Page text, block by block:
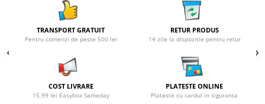
TRANSPORT GRATUIT
Pentru comenzi de peste 500 lei
RETUR PRODUS
14 zile la dispozitie pentru retur
COST LIVRARE
15.99 lei Easybox Sameday
PLATESTE ONLINE
Plateste cu cardul in siguranta